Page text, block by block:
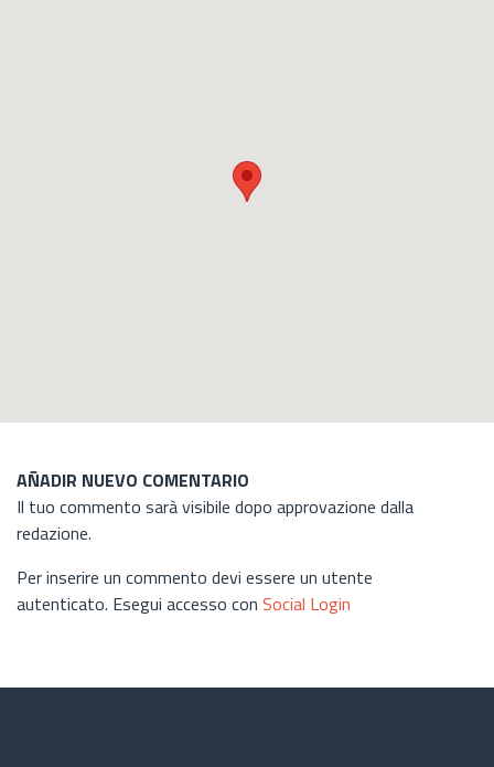
AÑADIR NUEVO COMENTARIO
Il tuo commento sarà visibile dopo approvazione dalla
redazione.
Per inserire un commento devi essere un utente
autenticato. Esegui accesso con Social Login